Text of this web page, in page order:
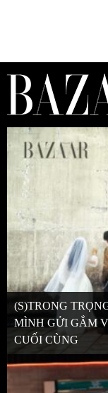
(S)TRONG
MÌNH GỬI GẮM
CUỐI CÙNG